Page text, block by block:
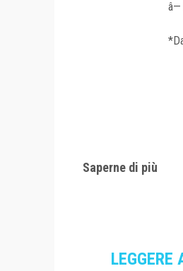
â—
Saperne di più
LEGGERE